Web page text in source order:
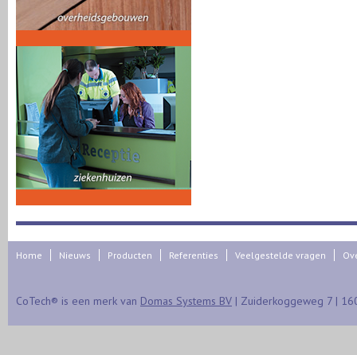
Home Nieuws Producten Referenties Veelgestelde vragen
CoTech® is een merk van Domas Systems BV | Zuiderkoggeweg 7 |